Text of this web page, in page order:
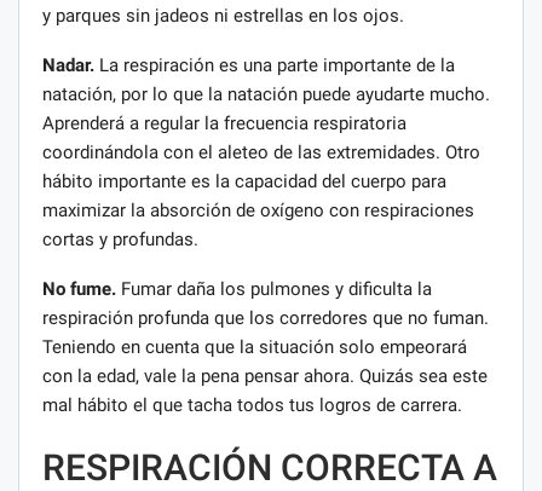
y parques sin jadeos ni estrellas en los ojos.
Nadar. La respiración es una parte importante de la
natación, por lo que la natación puede ayudarte mucho.
Aprenderá a regular la frecuencia respiratoria
coordinándola con el aleteo de las extremidades. Otro
hábito importante es la capacidad del cuerpo para
maximizar la absorción de oxígeno con respiraciones
cortas y profundas.
No fume. Fumar daña los pulmones y dificulta la
respiración profunda que los corredores que no fuman.
Teniendo en cuenta que la situación solo empeorará
con la edad, vale la pena pensar ahora. Quizás sea este
mal hábito el que tacha todos tus logros de carrera.
RESPIRACIÓN CORRECTA A